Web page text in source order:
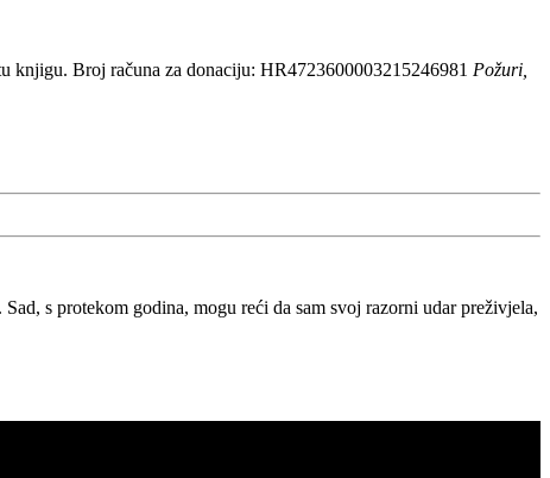
knjigu. Broj računa za donaciju: HR4723600003215246981 Požuri,
s protekom godina, mogu reći da sam svoj razorni udar preživjela,